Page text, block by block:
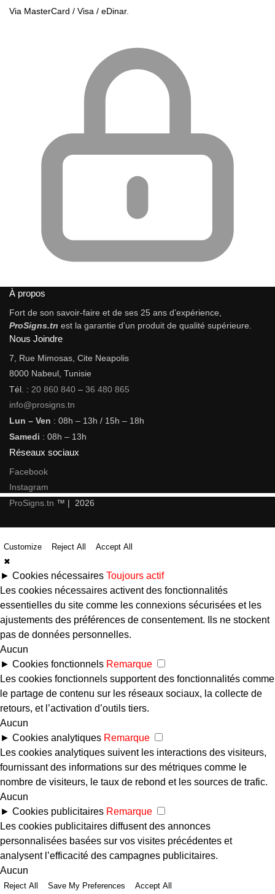
Via MasterCard / Visa / eDinar.
À propos
Fort de son savoir-faire et de ses 25 ans d’expérience,
ProSigns.tn est la garantie d’un produit de qualité supérieure.
Nous Joindre
7, Rue Mimosas, Cite Neapolis
8000 Nabeul, Tunisie
Tél. : 20 860 840 – 36 480 865
info@prosigns.tn
Lun – Ven : 08h – 13h / 15h – 18h
Samedi : 08h – 13h
Réseaux sociaux
Facebook
Instagram
ProSigns.tn ™ | 2026
Customize Reject All
Accept All
✖
► Cookies nécessaires Toujours actif
Les cookies nécessaires activent des fonctionnalités
essentielles du site comme les connexions sécurisées et les
ajustements des préférences de consentement. Ils ne stockent
pas de données personnelles.
Aucun
► Cookies fonctionnels Remarque
Les cookies fonctionnels supportent des fonctionnalités comme
le partage de contenu sur les réseaux sociaux, la collecte de
retours, et l’activation d’outils tiers.
Aucun
► Cookies analytiques Remarque
Les cookies analytiques suivent les interactions des visiteurs,
fournissant des informations sur des métriques comme le
nombre de visiteurs, le taux de rebond et les sources de trafic.
Aucun
► Cookies publicitaires Remarque
Les cookies publicitaires diffusent des annonces
personnalisées basées sur vos visites précédentes et
analysent l’efficacité des campagnes publicitaires.
Aucun
Reject All Save My Preferences Accept All